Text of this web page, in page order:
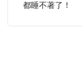
都睡不著了！